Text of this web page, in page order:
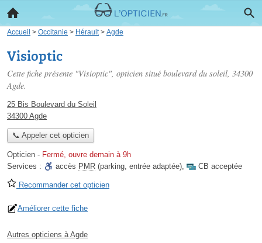
Accueil > Occitanie > Hérault> Agde
Visioptic
Cette fiche présente "Visioptic", opticien situé boulevard du soleil, 34300
Agde.
25 Bis Boulevard du Soleil
34300 Agde
📞 Appeler cet opticien
Opticien - Fermé, ouvre demain à 9h
Services :
accès PMR (parking, entrée adaptée), CB acceptée
Recommander cet opticien
Améliorer cette fiche
Autres opticiens à Agde